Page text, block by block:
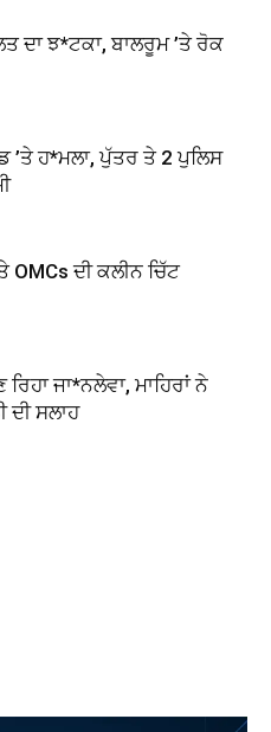
ਦਾ ਝ*ਟਕਾ, ਬਾਲਰੂਮ ’ਤੇ ਰੋਕ
’ਤੇ ਹ*ਮਲਾ, ਪੁੱਤਰ ਤੇ 2 ਪੁਲਿਸ
OMCs ਦੀ ਕਲੀਨ ਚਿੱਟ
ਜਾ*ਨਲੇਵਾ, ਮਾਹਿਰਾਂ ਨੇ
ਦੀ ਸਲਾਹ